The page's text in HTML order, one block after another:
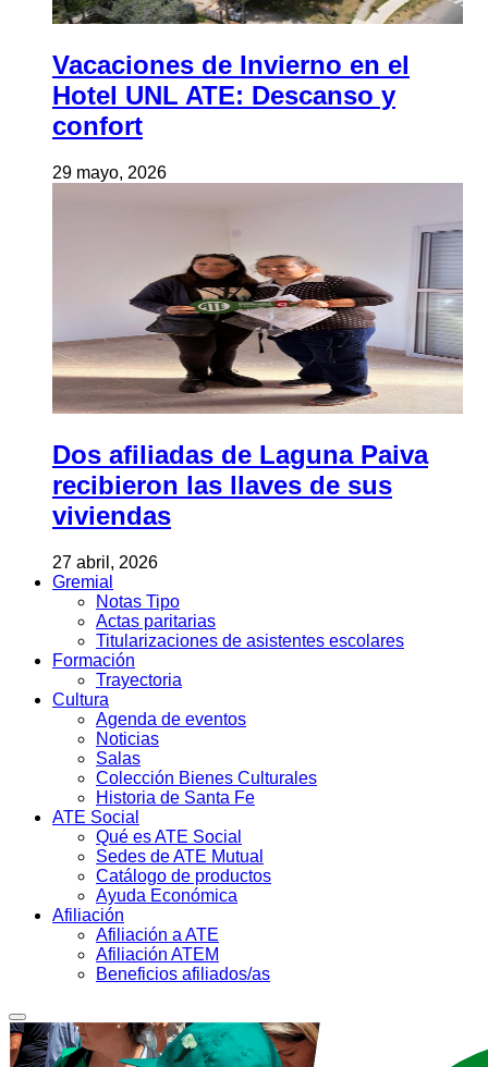
Vacaciones de Invierno en el
Hotel UNL ATE: Descanso y
confort
29 mayo, 2026
Dos afiliadas de Laguna Paiva
recibieron las llaves de sus
viviendas
27 abril, 2026
Gremial
Notas Tipo
Actas paritarias
Titularizaciones de asistentes escolares
Formación
Trayectoria
Cultura
Agenda de eventos
Noticias
Salas
Colección Bienes Culturales
Historia de Santa Fe
ATE Social
Qué es ATE Social
Sedes de ATE Mutual
Catálogo de productos
Ayuda Económica
Afiliación
Afiliación a ATE
Afiliación ATEM
Beneficios afiliados/as